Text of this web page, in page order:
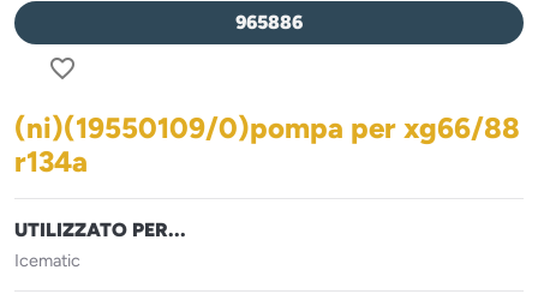
965886
favorite_border
(ni)(19550109/0)pompa per xg66/88
r134a
UTILIZZATO PER...
Icematic